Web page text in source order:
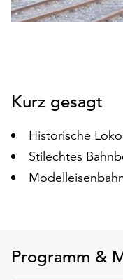
auf
Cookies
zu
akzeptieren.
können
Ihr
widerrufen.
Kurz gesagt
Historische
Stilechtes
Programm &